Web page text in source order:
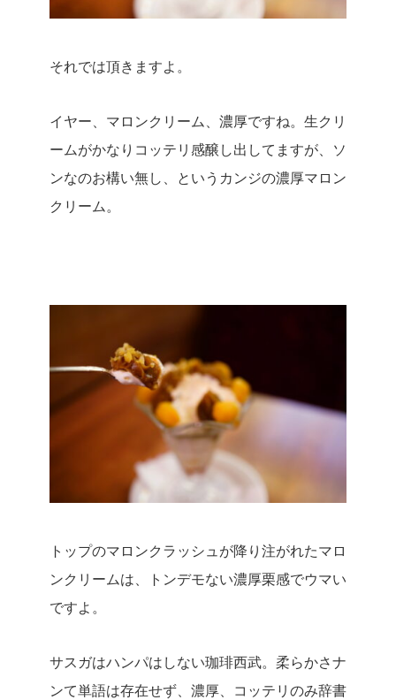
それでは頂きますよ。
イヤー、マロンクリーム、濃厚ですね。 生クリ
ームがかなりコッテリ感醸し出してますが、ソ
ンなのお構い無し、というカンジの濃厚マロン
クリーム。
トップのマロンクラッシュが降り注がれたマロ
ンクリームは、トンデモない濃厚栗感でウマい
ですよ。
サスガはハンパはしない珈琲西武。 柔らかさナ
ンて単語は存在せず、濃厚、コッテリのみ辞書